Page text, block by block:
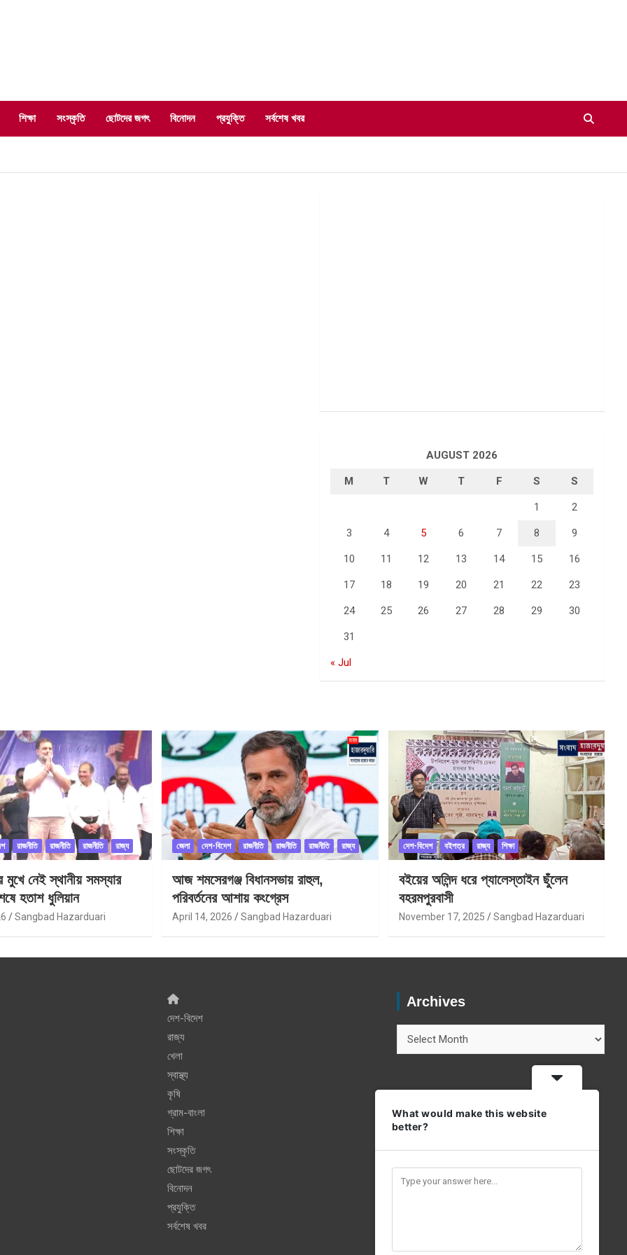
শিক্ষা সংস্কৃতি ছোটদের জগৎ বিনোদন প্রযুক্তি সর্বশেষ খবর
AUGUST 2026
M T W T F S S
1 2
3 4 5 6 7 8 9
10 11 12 13 14 15 16
17 18 19 20 21 22 23
24 25 26 27 28 29 30
31
« Jul
রাজনীতি রাজনীতি রাজনীতি রাজ্য
মুখে নেই স্থানীয় সমস্যার
হতাশ ধুলিয়ান
Sangbad Hazarduari
জেলা দেশ-বিদেশ রাজনীতি রাজনীতি রাজনীতি রাজ্য
আজ শমসেরগঞ্জ বিধানসভায় রাহুল,
পরিবর্তনের আশায় কংগ্রেস
April 14, 2026 Sangbad Hazarduari
দেশ-বিদেশ বইপত্র রাজ্য শিক্ষা
বইয়ের অলিন্দ ধরে প্যালেস্তাইন ছুঁলেন
বহরমপুরবাসী
November 17, 2025 Sangbad Hazarduari
দেশ-বিদেশ
রাজ্য
খেলা
স্বাস্থ্য
কৃষি
গ্রাম-বাংলা
শিক্ষা
সংস্কৃতি
ছোটদের জগৎ
বিনোদন
প্রযুক্তি
সর্বশেষ খবর
Archives
What would make this website
better?